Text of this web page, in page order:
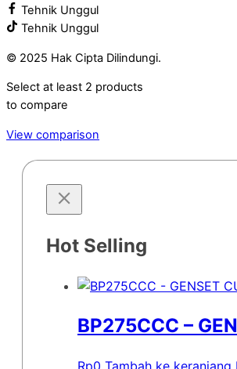
Tehnik Unggul
Tehnik Unggul
© 2025 Hak Cipta Dilindungi.
Select at least 2 products
to compare
View comparison
Hot Selling
BP275CCC –